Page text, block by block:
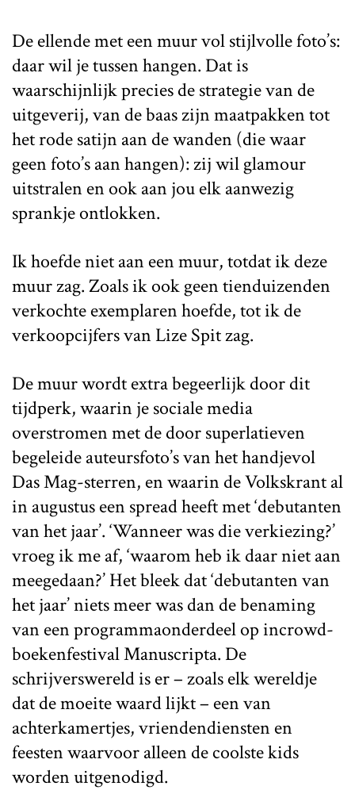
De ellende met een muur vol stijlvolle foto’s:
daar wil je tussen hangen. Dat is
waarschijnlijk precies de strategie van de
uitgeverij, van de baas zijn maatpakken tot
het rode satijn aan de wanden (die waar
geen foto’s aan hangen): zij wil glamour
uitstralen en ook aan jou elk aanwezig
sprankje ontlokken.
Ik hoefde niet aan een muur, totdat ik deze
muur zag. Zoals ik ook geen tienduizenden
verkochte exemplaren hoefde, tot ik de
verkoopcijfers van Lize Spit zag.
De muur wordt extra begeerlijk door dit
tijdperk, waarin je sociale media
overstromen met de door superlatieven
begeleide auteursfoto’s van het handjevol
Das Mag-sterren, en waarin de Volkskrant al
in augustus een spread heeft met ‘debutanten
van het jaar’. ‘Wanneer was die verkiezing?’
vroeg ik me af, ‘waarom heb ik daar niet aan
meegedaan?’ Het bleek dat ‘debutanten van
het jaar’ niets meer was dan de benaming
van een programmaonderdeel op incrowd-
boekenfestival Manuscripta. De
schrijverswereld is er – zoals elk wereldje
dat de moeite waard lijkt – een van
achterkamertjes, vriendendiensten en
feesten waarvoor alleen de coolste kids
worden uitgenodigd.